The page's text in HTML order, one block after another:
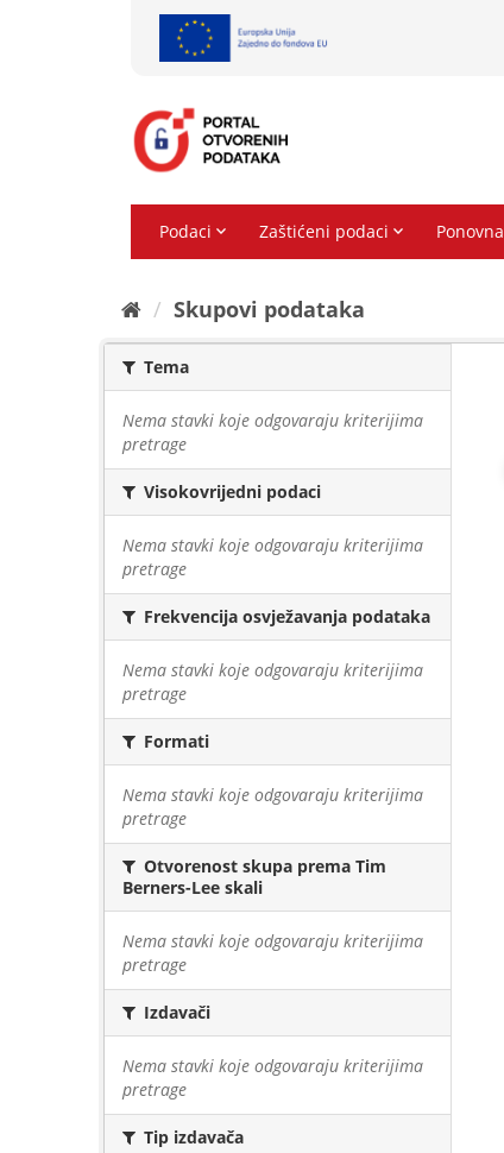
Skupovi podаtаkа
Tema
Nema stavki koje odgovaraju kriterijima
pretrage
Visokovrijedni podaci
Nema stavki koje odgovaraju kriterijima
pretrage
Frekvencija osvježavanja podataka
Nema stavki koje odgovaraju kriterijima
pretrage
Formati
Nema stavki koje odgovaraju kriterijima
pretrage
Otvorenost skupa prema Tim
Berners-Lee skali
Nema stavki koje odgovaraju kriterijima
pretrage
Izdavači
Nema stavki koje odgovaraju kriterijima
pretrage
Tip izdavača